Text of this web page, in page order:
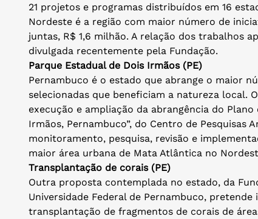
21 projetos e programas distribuídos em 16
Nordeste é a região com maior número de
juntas, R$ 1,6 milhão. A relação dos trabalhos
divulgada recentemente pela Fundação.
Parque Estadual de Dois Irmãos (PE)
Pernambuco é o estado que abrange o maior
selecionadas que beneficiam a natureza local.
execução e ampliação da abrangência do
Irmãos, Pernambuco”, do Centro de Pesquisas
monitoramento, pesquisa, revisão e
maior área urbana de Mata Atlântica no
Transplantação de corais (PE)
Outra proposta contemplada no estado, da
Universidade Federal de Pernambuco,
transplantação de fragmentos de corais de